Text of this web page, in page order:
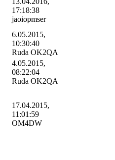
17:18:38
jaoiopmser
6.05.2015,
10:30:40
Ruda OK2QA
4.05.2015,
08:22:04
Ruda OK2QA
17.04.2015,
11:01:59
OM4DW